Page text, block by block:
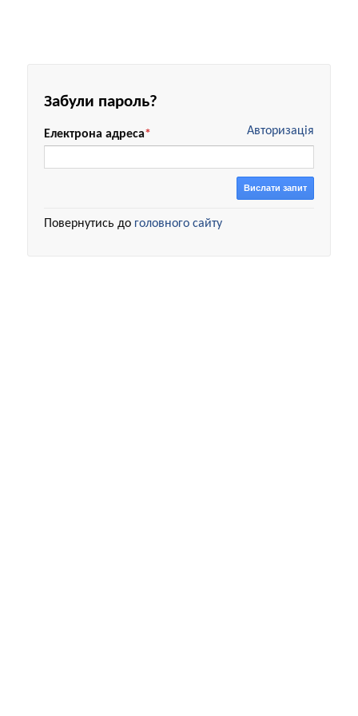
Забули пароль?
Авторизація
Електрона адреса*
Вислати запит
Повернутись до головного сайту